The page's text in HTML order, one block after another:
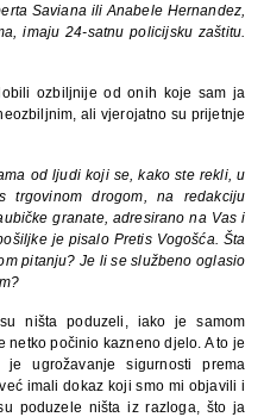
Saviana ili Anabele Hernandez,
imaju 24-satnu policijsku zaštitu.
ozbiljnije od onih koje sam ja
ali vjerojatno su prijetnje
od ljudi koji se, kako ste rekli, u
drogom, na redakciju
granate, adresirano na Vas i
je pisalo Pretis Vogošća. Šta
pitanju? Je li seslužbeno oglasio
ništa poduzeli, iako je samom
počinio kazneno djelo. A to je
ugrožavanje sigurnosti prema
imali dokaz koji smo mi objavili i
poduzele ništa iz razloga, što ja